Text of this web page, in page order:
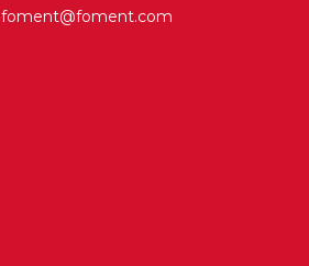
foment@foment.com